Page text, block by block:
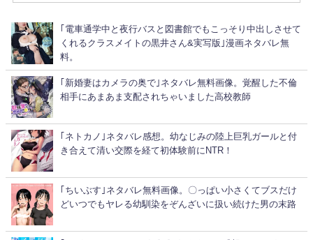
｢電車通学中と夜行バスと図書館でもこっそり中出しさせて
くれるクラスメイトの黒井さん&実写版｣漫画ネタバレ無
料。
｢新婚妻はカメラの奥で｣ネタバレ無料画像。覚醒した不倫
相手にあまあま支配されちゃいました高校教師
｢ネトカノ｣ネタバレ感想。幼なじみの陸上巨乳ガールと付
き合えて清い交際を経て初体験前にNTR！
｢ちいぶす｣ネタバレ無料画像。〇っぱい小さくてブスだけ
どいつでもヤレる幼馴染をぞんざいに扱い続けた男の末路